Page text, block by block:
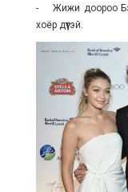
- Жижи доороо
хоёр дүүтэй.